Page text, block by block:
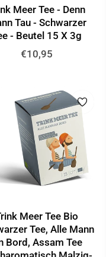
Meer Tee - Denn
Tau - Schwarzer
- Beutel 15 X 3g
Normaler
€10,95
Meer Tee Bio
Tee, Alle Mann
Bord, Assam Tee